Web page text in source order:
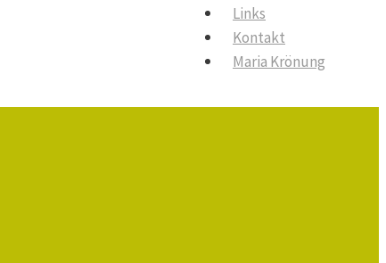
Links
Kontakt
Maria Krönung